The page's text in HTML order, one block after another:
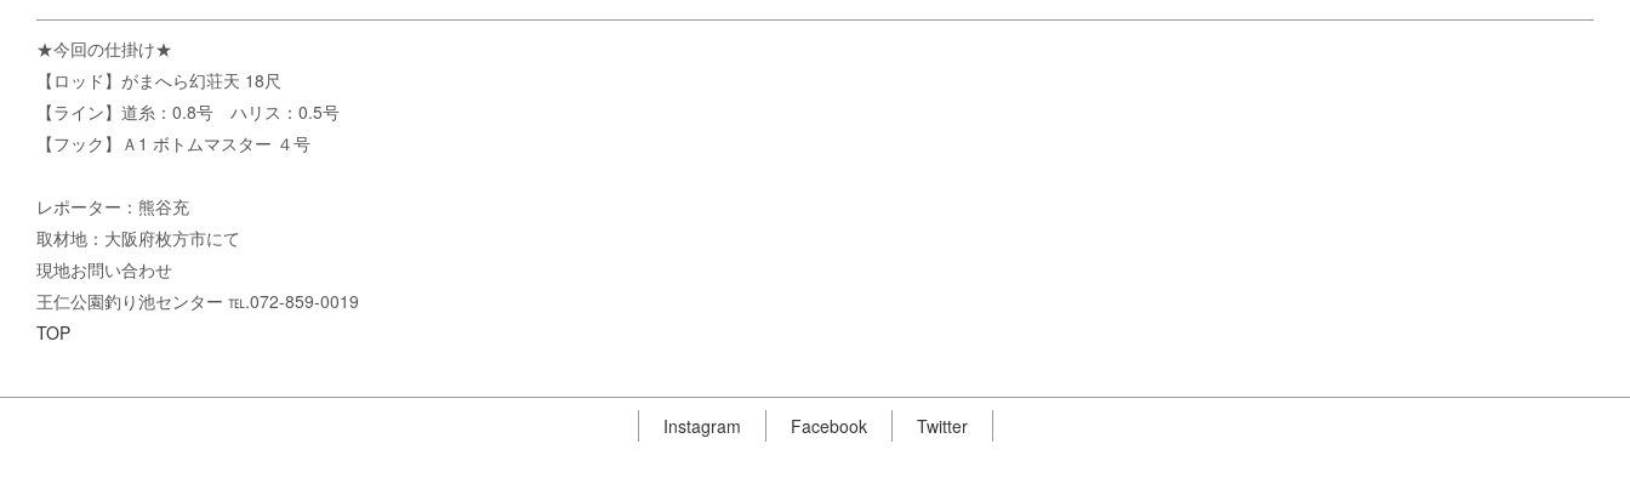
★今回の仕掛け★
【ロッド】がまへら幻荘天 18尺
【ライン】道糸：0.8号 ハリス：0.5号
【フック】Ａ1 ボトムマスター ４号
レポーター：熊谷充
取材地：大阪府枚方市にて
現地お問い合わせ
王仁公園釣り池センター ℡.072-859-0019
TOP
Instagram Facebook Twitter